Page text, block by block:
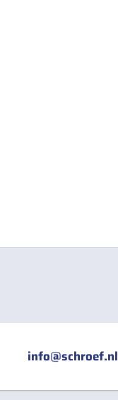
info@schroef.nl